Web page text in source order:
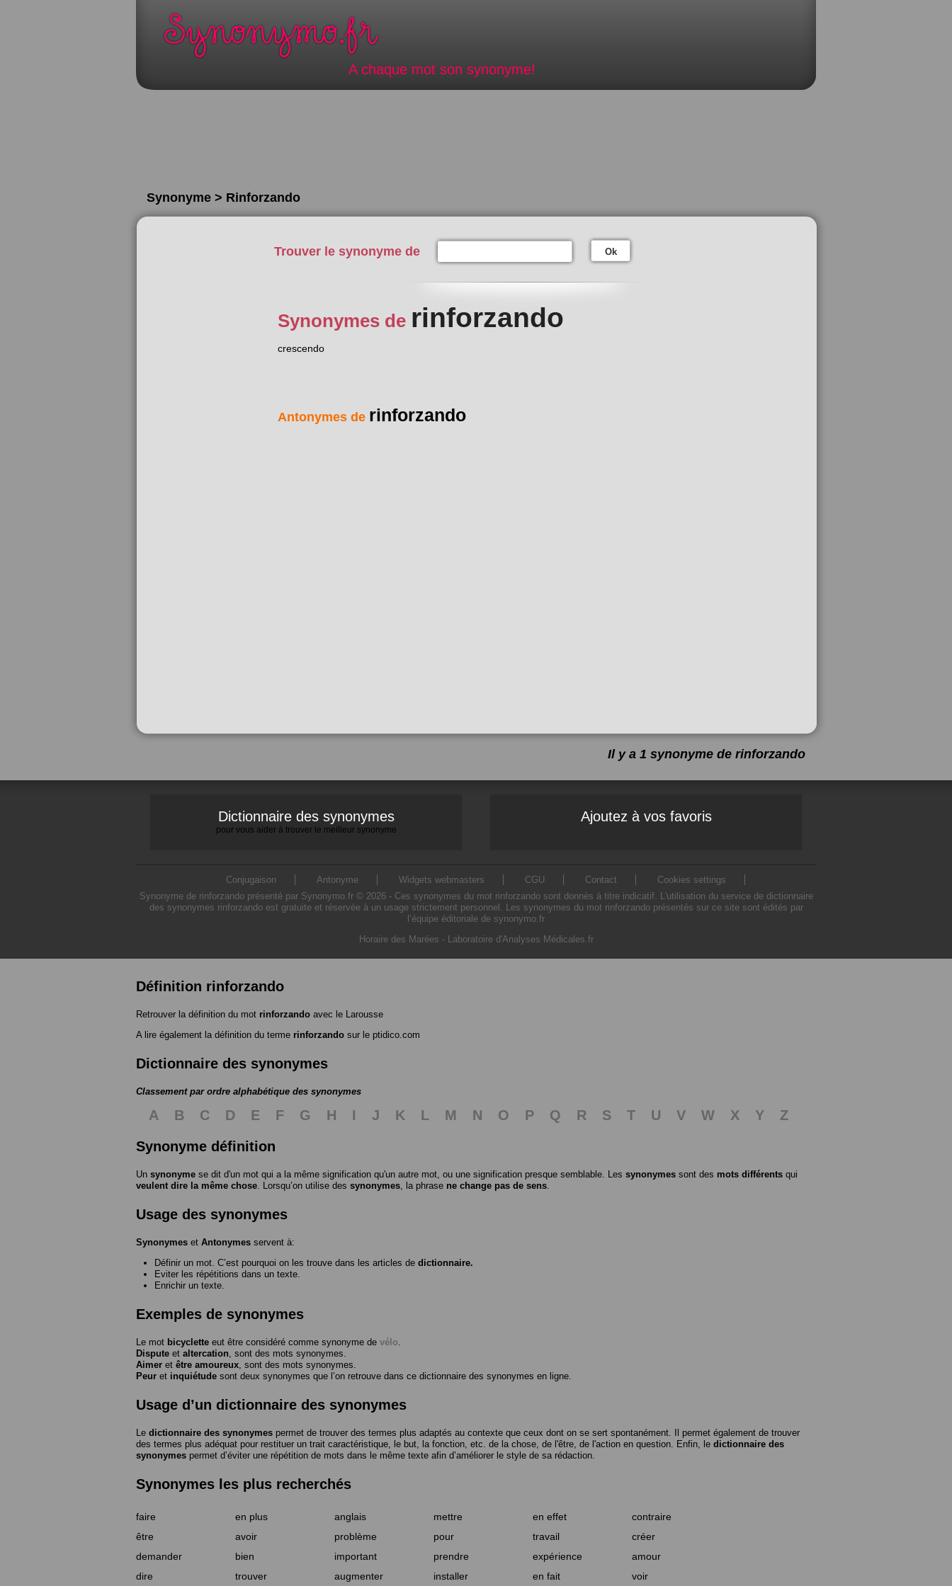
A chaque mot son synonyme!
Synonyme > Rinforzando
Trouver le synonyme de Ok
Synonymes de rinforzando
crescendo
Antonymes de rinforzando
Il y a 1 synonyme de rinforzando
Dictionnaire des synonymes
pour vous aider à trouver le meilleur synonyme
Ajoutez à vos favoris
Conjugaison Antonyme Widgets webmasters CGU Contact
Cookies settings
Synonyme de rinforzando présenté par Synonymo.fr © 2026 - Ces synonymes du mot rinforzando sont donnés à titre indicatif. L'utilisation du service de dictionnaire
des synonymes rinforzando est gratuite et réservée à un usage strictement personnel. Les synonymes du mot rinforzando présentés sur ce site sont édités par
l’équipe éditoriale de synonymo.fr
Horaire des Marées - Laboratoire d'Analyses Médicales.fr
Définition rinforzando
Retrouver la définition du mot rinforzando avec le Larousse
A lire également la définition du terme rinforzando sur le ptidico.com
Dictionnaire des synonymes
Classement par ordre alphabétique des synonymes
A B C D E F G H I J K L M N O P Q R S T U V W X Y
Z
Synonyme définition
Un synonyme se dit d'un mot qui a la même signification qu'un autre mot, ou une signification presque semblable. Les synonymes sont des mots différents qui
veulent dire la même chose . Lorsqu’on utilise des synonymes , la phrase ne change pas de sens
Usage des synonymes
Synonymes et Antonymes servent à:
Définir un mot. C’est pourquoi on les trouve dans les articles de dictionnaire.
Eviter les répétitions dans un texte.
Enrichir un texte.
Exemples de synonymes
Le mot bicyclette eut être considéré comme synonyme de vélo
Dispute et altercation , sont des mots synonymes.
Aimer et être amoureux , sont des mots synonymes.
Peur et inquiétude sont deux synonymes que l’on retrouve dans ce dictionnaire des synonymes en ligne.
Usage d’un dictionnaire des synonymes
Le dictionnaire des synonymes permet de trouver des termes plus adaptés au contexte que ceux dont on se sert spontanément. Il permet également de trouver
des termes plus adéquat pour restituer un trait caractéristique, le but, la fonction, etc. de la chose, de l'être, de l'action en question. Enfin, le dictionnaire des
synonymes permet d’éviter une répétition de mots dans le même texte afin d’améliorer le style de sa rédaction.
Synonymes les plus recherchés
faire en plus anglais mettre en effet
contraire
être
avoir problème pour travail
créer
demander
bien important prendre expérience
amour
dire
trouver augmenter installer en fait voir